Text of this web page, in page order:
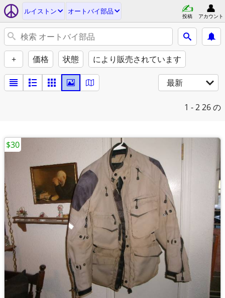
ルイストン オートバイ部品
投稿 アカウント
+ 価格 状態 により販売されています
最新
1 - 226 の
$30